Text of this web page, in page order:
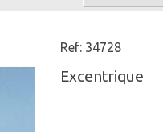
Ref: 34728
Excentrique